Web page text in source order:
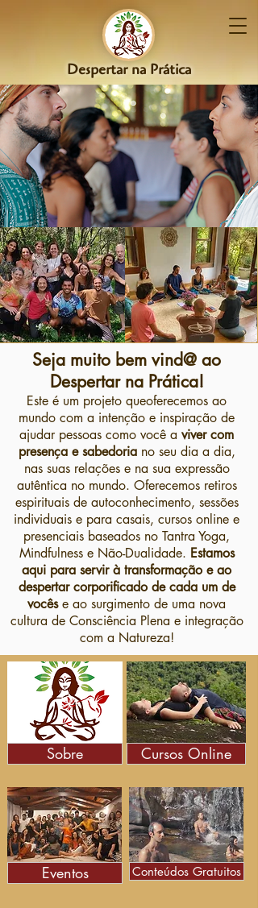
Despertar na Prática
Seja muito bem vind@ ao
Despertar na Prática!
Este é um projeto queoferecemos ao
mundo com a intenção e inspiração de
ajudar pessoas como você a viver com
presença e sabedoriano seu dia a dia,
nas suas relações e na sua expressão
autêntica no mundo. Oferecemos retiros
espirituais de autoconhecimento, sessões
individuais e para casais, cursos online e
presenciais baseados no Tantra Yoga,
Mindfulness e Não-Dualidade. Estamos
aqui para servir à transformação e ao
despertar corporificado de cada um de
vocêse ao surgimento de uma nova
cultura de Consciência Plena e integração
com a Natureza!
Sobre Cursos Online
Eventos Conteúdos Gratuitos